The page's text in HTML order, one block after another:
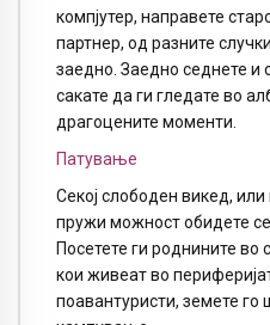
компјутер, направете
партнер, од разните
заедно. Заедно седнете и
сакате да ги гледате во
драгоцените моменти.
Патување
Секој слободен викед,
пружи можност обидете
Посетете ги роднините во
кои живеат во
поавантуристи, земете го